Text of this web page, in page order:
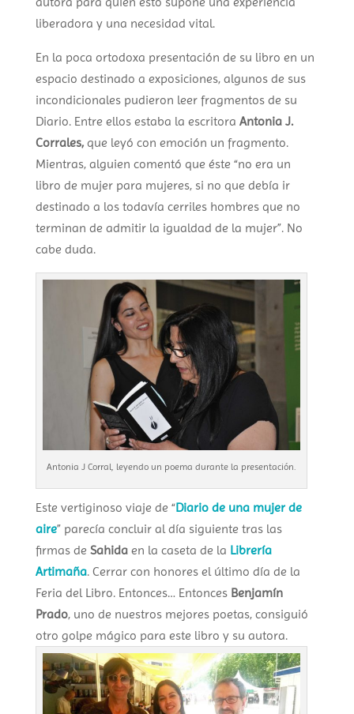
liberadora y una necesidad vital.
En la poca ortodoxa presentación de su libro en un
espacio destinado a exposiciones, algunos de sus
incondicionales pudieron leer fragmentos de su
Diario. Entre ellos estaba la escritora Antonia J.
Corrales,que leyó con emoción un fragmento.
Mientras, alguien comentó que éste “no era un
libro de mujer para mujeres, si no que debía ir
destinado a los todavía cerriles hombres que no
terminan de admitir la igualdad de la mujer”. No
cabe duda.
Antonia J Corral, leyendo un poema durante la presentación.
Este vertiginoso viaje de “Diario de una mujer de
aire” parecía concluir al día siguiente tras las
firmas de Sahidaen la caseta de la Librería
Artimaña. Cerrar con honores el último día de la
Feria del Libro. Entonces… Entonces Benjamín
Prado, uno de nuestros mejores poetas, consiguió
otro golpe mágico para este libro y su autora.